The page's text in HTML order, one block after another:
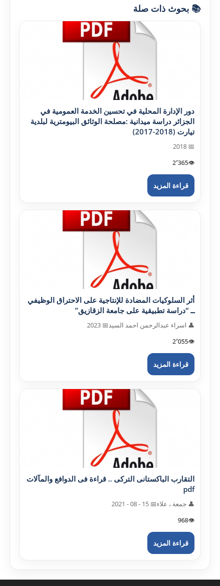
📚 بحوث ذات صلة
دور الإدارة المحلية في تحسين الخدمة العمومية في
الجزائر دراسة ميدانية :مصلحة الوثائق البيومترية لبلدية
تيارت (2018-2017)
📅 2018
👁️2٬365
قراءة المزيد
أثر السلوکيات المضادة للإنتاجية على الاحتراق الوظيفي
ــ “دراسة تطبيقية على جامعة الزقازيق”
👤 اسراء عبدالرحمن احمد السيد📅 2023
👁️2٬055
قراءة المزيد
التقارب الباکستانى الترکى .. قراءة فى الدوافع والمآلات
pdf
👤 جمعة ، علاء📅 15 - 08 - 2021
👁️
968
قراءة المزيد